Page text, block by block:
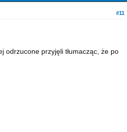
#11
odrzucone przyjęli tłumacząc, że po